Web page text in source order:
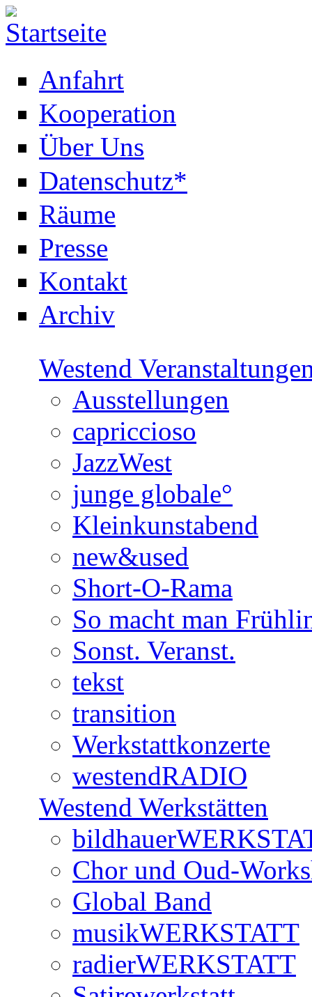
Anfahrt
Kooperation
Über Uns
Datenschutz*
Räume
Presse
Kontakt
Archiv
Westend
Ausstellungen
capriccioso
JazzWest
junge globale°
Kleinkunstabend
new&used
Short-O-Rama
So macht man
Sonst. Veranst.
tekst
transition
Werkstattkonzerte
westendRADIO
Westend Werkstätten
Chor und Oud-
Global Band
musikWERKSTATT
radierWERKSTATT